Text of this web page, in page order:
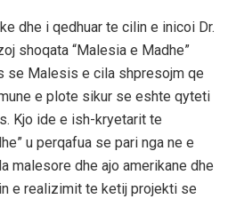
dhe i qedhuar te cilin e inicoi Dr.
shoqata “Malesia e Madhe”
se Malesis e cila shpresojm qe
e plote sikur se eshte qyteti
Kjo ide e ish-kryetarit te
u perqafua se pari nga ne e
malesore dhe ajo amerikane dhe
e realizimit te ketij projekti se